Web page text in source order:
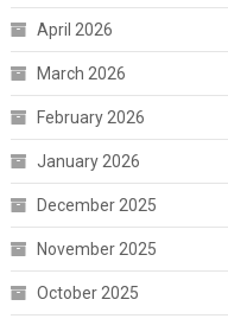
April 2026
March 2026
February 2026
January 2026
December 2025
November 2025
October 2025